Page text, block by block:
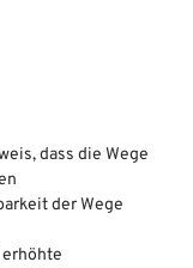
dass die Wege
der Wege